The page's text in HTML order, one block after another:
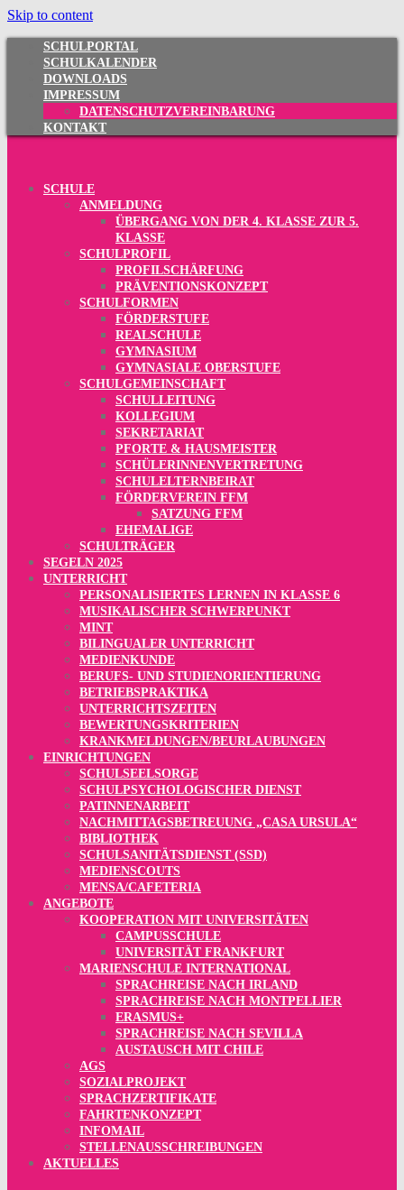
Skip to content
SCHULPORTAL
SCHULKALENDER
DOWNLOADS
IMPRESSUM
DATENSCHUTZVEREINBARUNG
KONTAKT
SCHULE
ANMELDUNG
ÜBERGANG VON DER 4. KLASSE ZUR 5.
KLASSE
SCHULPROFIL
PROFILSCHÄRFUNG
PRÄVENTIONSKONZEPT
SCHULFORMEN
FÖRDERSTUFE
REALSCHULE
GYMNASIUM
GYMNASIALE OBERSTUFE
SCHULGEMEINSCHAFT
SCHULLEITUNG
KOLLEGIUM
SEKRETARIAT
PFORTE & HAUSMEISTER
SCHÜLERINNENVERTRETUNG
SCHULELTERNBEIRAT
FÖRDERVEREIN FFM
SATZUNG FFM
EHEMALIGE
SCHULTRÄGER
SEGELN 2025
UNTERRICHT
PERSONALISIERTES LERNEN IN KLASSE 6
MUSIKALISCHER SCHWERPUNKT
MINT
BILINGUALER UNTERRICHT
MEDIENKUNDE
BERUFS- UND STUDIENORIENTIERUNG
BETRIEBSPRAKTIKA
UNTERRICHTSZEITEN
BEWERTUNGSKRITERIEN
KRANKMELDUNGEN/BEURLAUBUNGEN
EINRICHTUNGEN
SCHULSEELSORGE
SCHULPSYCHOLOGISCHER DIENST
PATINNENARBEIT
NACHMITTAGSBETREUUNG „CASA URSULA“
BIBLIOTHEK
SCHULSANITÄTSDIENST (SSD)
MEDIENSCOUTS
MENSA/CAFETERIA
ANGEBOTE
KOOPERATION MIT UNIVERSITÄTEN
CAMPUSSCHULE
UNIVERSITÄT FRANKFURT
MARIENSCHULE INTERNATIONAL
SPRACHREISE NACH IRLAND
SPRACHREISE NACH MONTPELLIER
ERASMUS+
SPRACHREISE NACH SEVILLA
AUSTAUSCH MIT CHILE
AGS
SOZIALPROJEKT
SPRACHZERTIFIKATE
FAHRTENKONZEPT
INFOMAIL
STELLENAUSSCHREIBUNGEN
AKTUELLES